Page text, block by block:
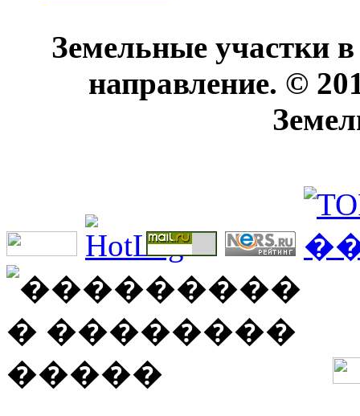
Земельные участки
направление. ©